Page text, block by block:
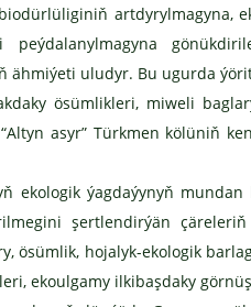
artdyrylmagyna,
peýdalanylmagyna
ähmiýeti uludyr. Bu ugurda
ösümlikleri, miweli
asyr” Türkmen kölüniň
ekologik ýagdaýynyň
şertlendirýän
ösümlik, hojalyk-ekologik
ekoulgamy ilkibaşdaky